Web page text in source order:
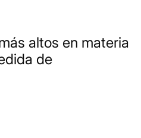
altos en materia
de